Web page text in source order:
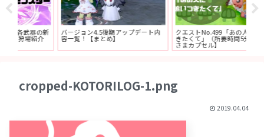
バージョン4.5後期アップデート内
容一覧！【まとめ】
クエストNo.499「あの人に追いつ
きたくて」（所要時間5分）【カメ
さまカプセル】
cropped-KOTORILOG-1.png
2019.04.04